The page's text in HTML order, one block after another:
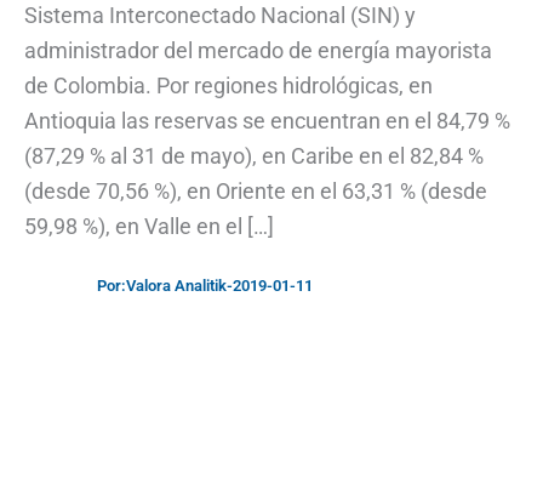
Sistema Interconectado Nacional (SIN) y
administrador del mercado de energía mayorista
de Colombia. Por regiones hidrológicas, en
Antioquia las reservas se encuentran en el 84,79 %
(87,29 % al 31 de mayo), en Caribe en el 82,84 %
(desde 70,56 %), en Oriente en el 63,31 % (desde
59,98 %), en Valle en el […]
Por:Valora Analitik-2019-01-11